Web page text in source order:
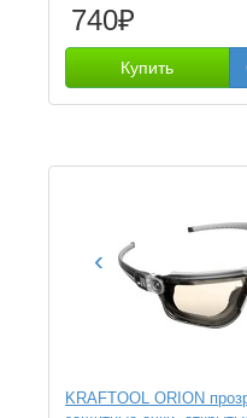
740₽
Купить
‹
KRAFTOOL ORION